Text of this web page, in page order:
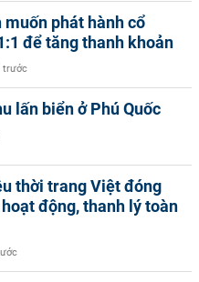
phát hành cổ
để tăng thanh khoản
trước
lấn biển ở Phú Quốc
thời trang Việt đóng
động, thanh lý toàn